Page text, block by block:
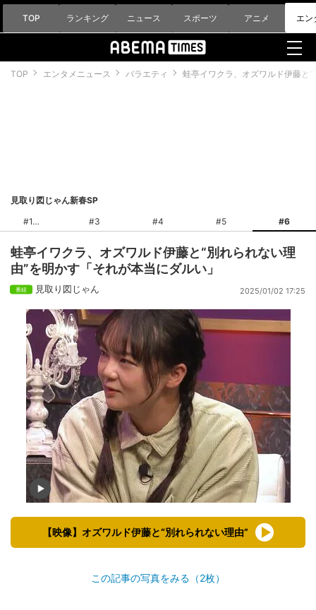
TOP ランキング ニュース スポーツ アニメ エン
TOP エンタメニュース バラエティ 蛙亭イワクラ、オズワルド伊藤と
見取り図じゃん新春SP
#1
#3 #4 #5 #6
蛙亭イワクラ、オズワルド伊藤と“別れられない理
由”を明かす「それが本当にダルい」
見取り図じゃん 2025/01/02 17:25
【映像】オズワルド伊藤と“別れられない理由”
この記事の写真をみる（2枚）